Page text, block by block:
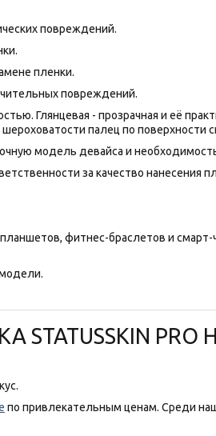
повреждений.
пленки.
повреждений.
Глянцевая - прозрачная и её
палец по поверхности
модель девайса и
за качество нанесения
фитнес-браслетов и смарт-
PRO
по привлекательным ценам. Среди